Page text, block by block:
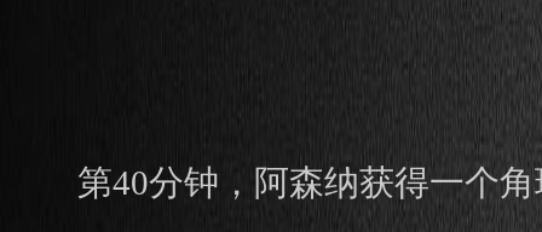
第40分钟，阿森纳获得一个